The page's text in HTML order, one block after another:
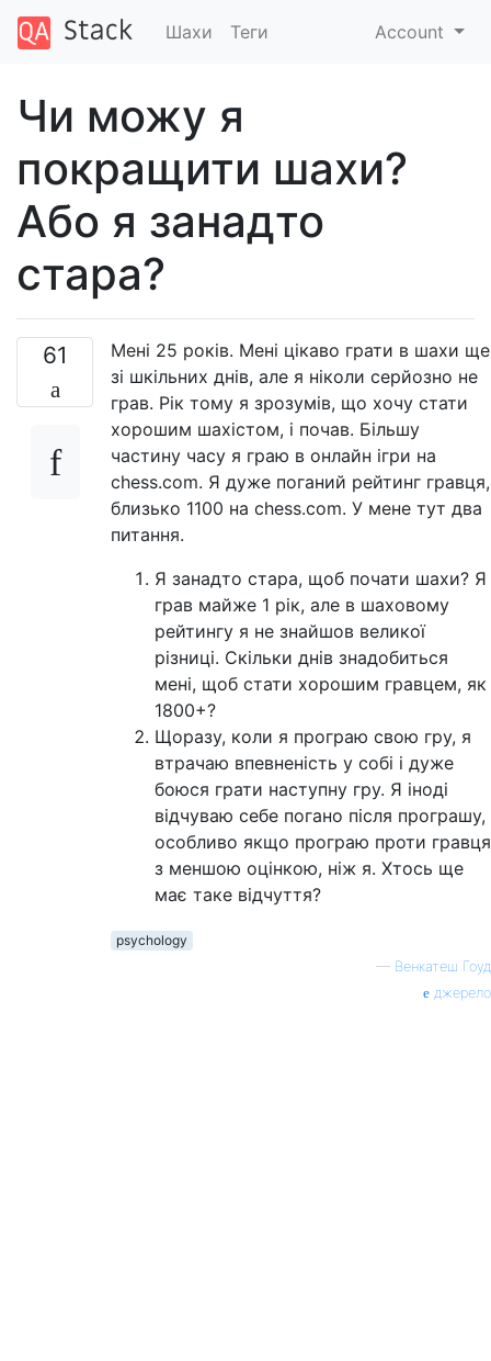
Шахи Теги Account
Чи можу я
покращити шахи?
Або я занадто
стара?
61
Мені 25 років. Мені цікаво грати в шахи ще
зі шкільних днів, але я ніколи серйозно не
грав. Рік тому я зрозумів, що хочу стати
хорошим шахістом, і почав. Більшу
частину часу я граю в онлайн ігри на
chess.com. Я дуже поганий рейтинг гравця,
близько 1100 на chess.com. У мене тут два
питання.
Я занадто стара, щоб почати шахи? Я
грав майже 1 рік, але в шаховому
рейтингу я не знайшов великої
різниці. Скільки днів знадобиться
мені, щоб стати хорошим гравцем, як
1800+?
Щоразу, коли я програю свою гру, я
втрачаю впевненість у собі і дуже
боюся грати наступну гру. Я іноді
відчуваю себе погано після програшу,
особливо якщо програю проти гравця
з меншою оцінкою, ніж я. Хтось ще
має таке відчуття?
psychology
— Венкатеш Гоуд
джерело